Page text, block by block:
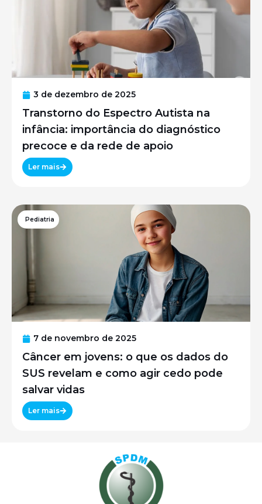
3 de dezembro de 2025
Transtorno do Espectro Autista na
infância: importância do diagnóstico
precoce e da rede de apoio
Ler mais
Pediatria
7 de novembro de 2025
Câncer em jovens: o que os dados do
SUS revelam e como agir cedo pode
salvar vidas
Ler mais